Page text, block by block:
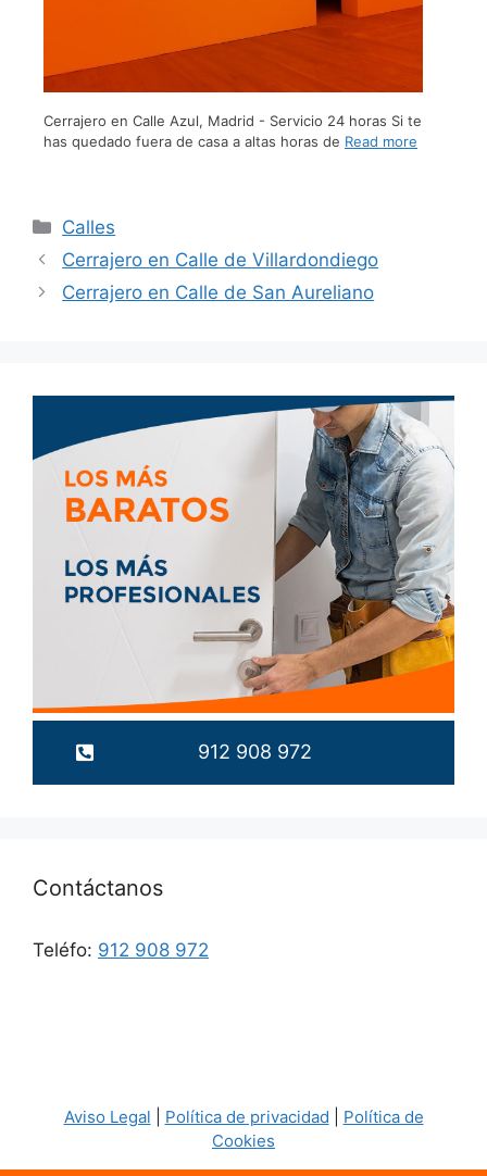
Cerrajero en Calle Azul, Madrid - Servicio 24 horas Si te
has quedado fuera de casa a altas horas de Read more
Calles
Cerrajero en Calle de Villardondiego
Cerrajero en Calle de San Aureliano
912 908 972
Contáctanos
Teléfo: 912 908 972
Aviso Legal Política de privacidad
Política de
Cookies